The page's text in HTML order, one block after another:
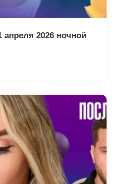
2026 ночной